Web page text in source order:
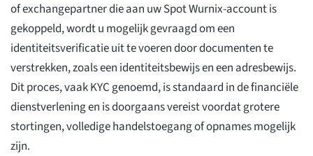
of exchangepartner die aan uw Spot Wurnix-account is
gekoppeld, wordt u mogelijk gevraagd om een
identiteitsverificatie uit te voeren door documenten te
verstrekken, zoals een identiteitsbewijs en een adresbewijs.
Dit proces, vaak KYC genoemd, is standaard in de financiële
dienstverlening en is doorgaans vereist voordat grotere
stortingen, volledige handelstoegang of opnames mogelijk
zijn.